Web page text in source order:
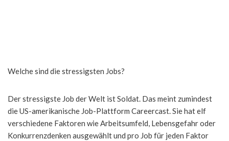
Welche sind die stressigsten Jobs?
Der stressigste Job der Welt ist Soldat. Das meint zumindest
die US-amerikanische Job-Plattform Careercast. Sie hat elf
verschiedene Faktoren wie Arbeitsumfeld, Lebensgefahr oder
Konkurrenzdenken ausgewählt und pro Job für jeden Faktor